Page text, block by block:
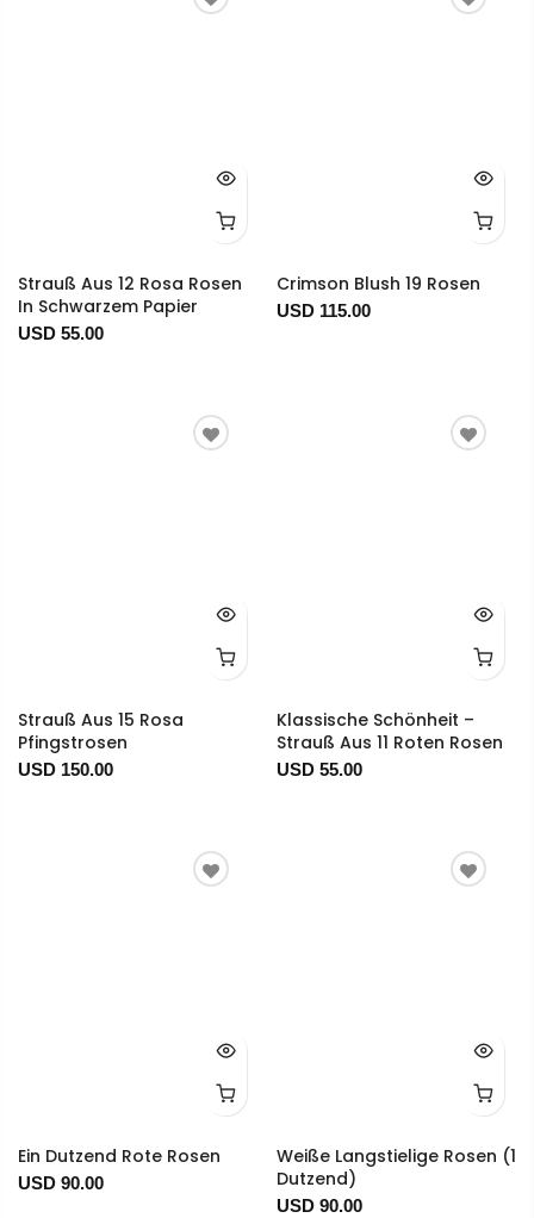
Strauß Aus 12 Rosa Rosen
In Schwarzem Papier
USD 55.00
Crimson Blush 19 Rosen
USD 115.00
Strauß Aus 15 Rosa
Pfingstrosen
USD 150.00
Klassische Schönheit –
Strauß Aus 11 Roten Rosen
USD 55.00
Ein Dutzend Rote Rosen
USD 90.00
Weiße Langstielige Rosen (1
Dutzend)
USD 90.00